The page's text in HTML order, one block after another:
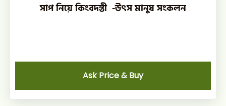
সাপ নিয়ে কিংবদন্তী ‌ -উৎস মানুষ সংকলন
Ask Price & Buy